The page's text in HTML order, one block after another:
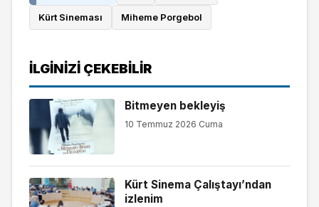
Kürt Sineması Miheme Porgebol
İLGINIZI ÇEKEBILIR
Bitmeyen bekleyiş
10 Temmuz 2026 Cuma
Kürt Sinema Çalıştayı’ndan
izlenim